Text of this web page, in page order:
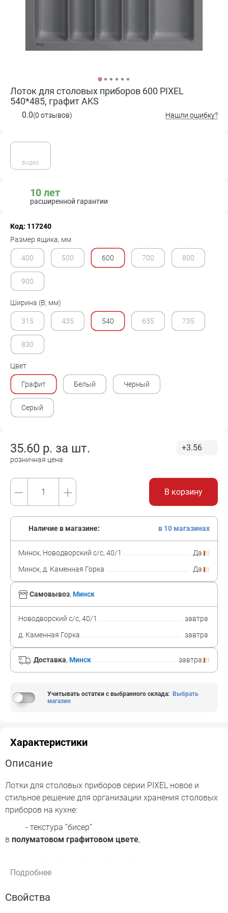
видео
Лоток для столовых приборов 600 PIXEL
540*485, графит AKS
0.0(0 отзывов) Нашли ошибку?
10 лет
расширенной гарантии
Код: 117240
Размер ящика, мм
400 500 600 700 800
900
Ширина (B, мм)
315 435 540 635 735
830
Цвет
Графит Белый Черный
Серый
35.60 р. за шт.
розничная цена
+3.56
В корзину
Самовывоз, Минск
Новодворский с/с, 40/1
завтра
д. Каменная Горка
завтра
Доставка, Минск завтра
Наличие в магазине: в 10 магазинах
Минск, Новодворский с/с, 40/1
Да
Минск, д. Каменная Горка
Да
Учитывать остатки с выбранного склада: Выбрать
магазин
Характеристики
Описание
Лотки для столовых приборов серии PIXEL новое и
стильное решение для организации хранения столовых
приборов на кухне:
- текстура “бисер”
в полуматовом графитовом цвете,
долговечной службы,
канцелярским ножом,
Подробнее
Свойства